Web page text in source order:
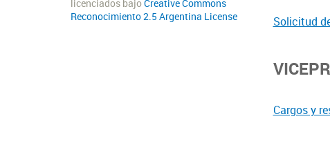
licenciados bajoCreative Commons
Reconocimiento 2.5 Argentina License
Solicitud
Cargos y